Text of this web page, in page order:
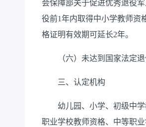
会保障部关于促进优秀退役
役前1年内取得中小学教师资
格证明有效期可延长2年。
（六）未达到国家法定退
三、认定机构
幼儿园、小学、初级中学
职业学校教师资格、中等职